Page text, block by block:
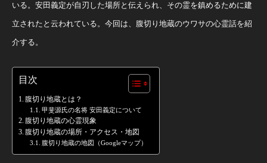
いる。安田義定が自刃した場所と伝えられ、その霊を鎮めるために建
立されたと云われている。今回は、腹切り地蔵のウワサの心霊話を紹
介する。
目次
腹切り地蔵とは？
甲斐源氏の名将 安田義定について
腹切り地蔵の心霊現象
腹切り地蔵の場所・アクセス・地図
腹切り地蔵の地図（Googleマップ）